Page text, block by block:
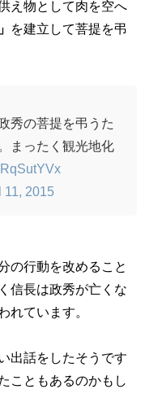
え物として肉を空へ
を建立して菩提を弔
秀の菩提を弔うた
まったく観光地化
11, 2015
の行動を改めること
信長は政秀が亡くな
れています。
出話をしたそうです
こともあるのかもし